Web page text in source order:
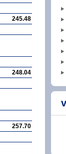
245.48
248.04
257.70